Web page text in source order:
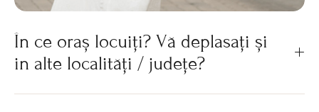
În ce oraș locuiți? Vă deplasați și
in alte localități / județe?